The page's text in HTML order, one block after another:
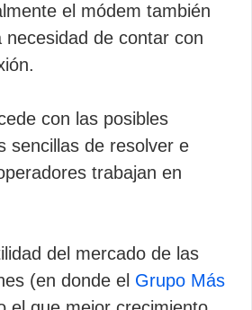
el módem también
necesidad de contar con
con las posibles
sencillas de resolver e
trabajan en
del mercado de las
(en donde el Grupo Más